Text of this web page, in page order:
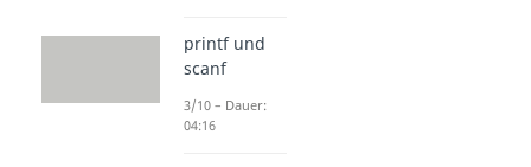
printf und
scanf
3/10 – Dauer:
04:16